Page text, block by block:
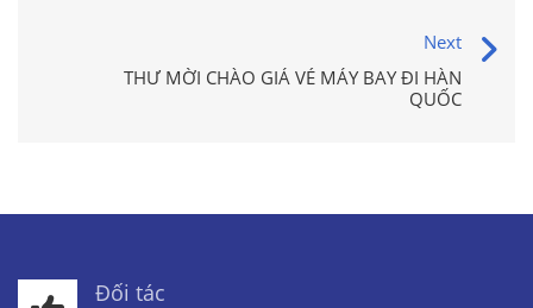
Next
THƯ MỜI CHÀO GIÁ VÉ MÁY BAY ĐI HÀN
QUỐC
Đối tác